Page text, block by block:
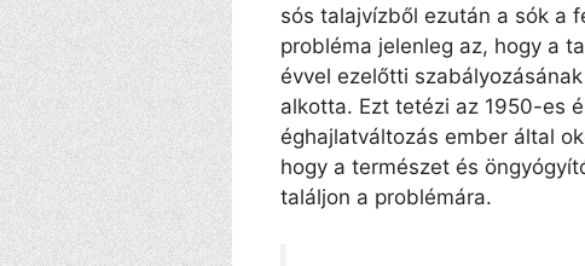
sós talajvízből ezután a sók a
probléma jelenleg az, hogy a
évvel ezelőtti
alkotta. Ezt tetézi az 1950-es
éghajlatváltozás ember által
hogy a természet és
találjon a problémára.